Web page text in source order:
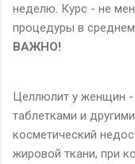
неделю. Курс - не
процедуры в среднем
ВАЖНО!
Целлюлит у женщин -
таблетками и
косметический
жировой ткани, при